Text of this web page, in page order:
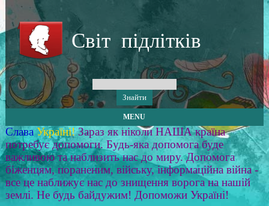
Світ підлітків
MENU
Слава Україні! Зараз як ніколи НАША країна
потребує допомоги. Будь-яка допомога буде
важливою та наблизить нас до миру. Допомога
біженцям, пораненим, війську, інформаційна війна -
все це наближує нас до знищення ворога на нашій
землі. Не будь байдужим! Допоможи Україні!